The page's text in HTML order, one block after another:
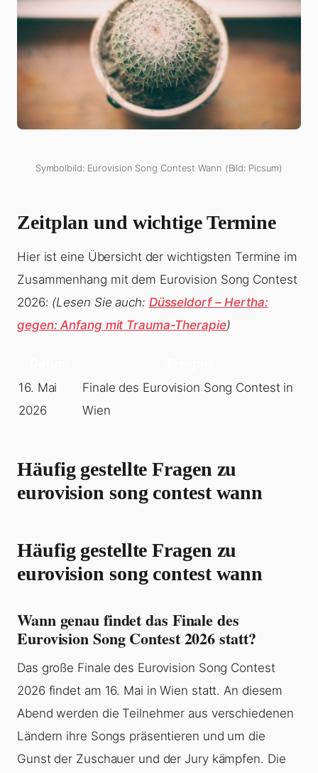
Symbolbild: Eurovision Song Contest Wann (Bild: Picsum)
Zeitplan und wichtige Termine
Hier ist eine Übersicht der wichtigsten Termine im
Zusammenhang mit dem Eurovision Song Contest
2026: (Lesen Sie auch: Düsseldorf – Hertha:
gegen: Anfang mit Trauma-Therapie)
16. Mai
2026
Finale des Eurovision Song Contest in
Wien
Häufig gestellte Fragen zu
eurovision song contest wann
Häufig gestellte Fragen zu
eurovision song contest wann
Wann genau findet das Finale des
Eurovision Song Contest 2026 statt?
Das große Finale des Eurovision Song Contest
2026 findet am 16. Mai in Wien statt. An diesem
Abend werden die Teilnehmer aus verschiedenen
Ländern ihre Songs präsentieren und um die
Gunst der Zuschauer und der Jury kämpfen. Die